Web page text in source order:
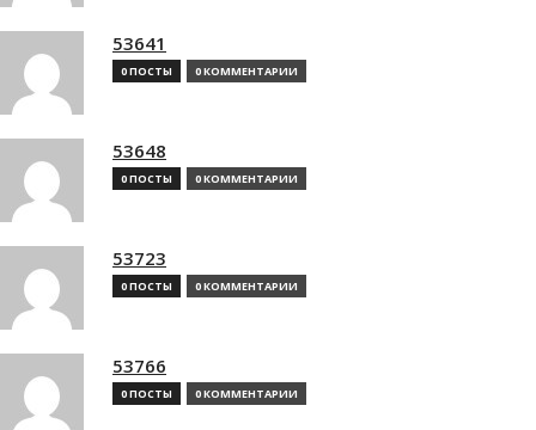
53641
0 ПОСТЫ 0 КОММЕНТАРИИ
53648
0 ПОСТЫ 0 КОММЕНТАРИИ
53723
0 ПОСТЫ 0 КОММЕНТАРИИ
53766
0 ПОСТЫ 0 КОММЕНТАРИИ